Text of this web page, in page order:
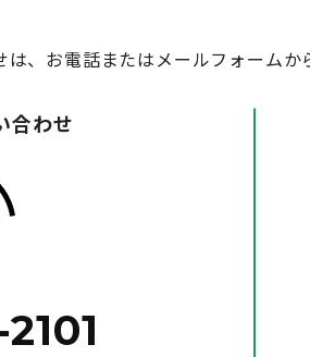
は、お電話またはメールフォームか
合わせ